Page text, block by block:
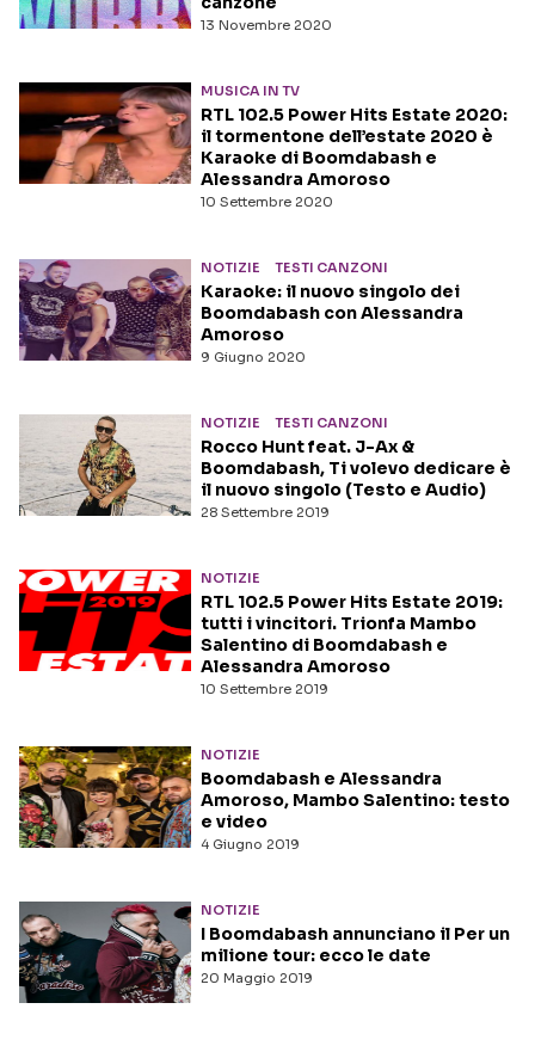
13 Novembre 2020
MUSICA IN TV
10 Settembre 2020
RTL 102.5 Power Hits Estate 2020:
il tormentone dell’estate 2020 è
Karaoke di Boomdabash e
Alessandra Amoroso
NOTIZIE TESTI CANZONI
9 Giugno 2020
Karaoke: il nuovo singolo dei
Boomdabash con Alessandra
Amoroso
NOTIZIE TESTI CANZONI
28 Settembre 2019
Rocco Hunt feat. J-Ax &
Boomdabash, Ti volevo dedicare è
il nuovo singolo (Testo e Audio)
NOTIZIE
10 Settembre 2019
RTL 102.5 Power Hits Estate 2019:
tutti i vincitori. Trionfa Mambo
Salentino di Boomdabash e
Alessandra Amoroso
NOTIZIE
4 Giugno 2019
Boomdabash e Alessandra
Amoroso, Mambo Salentino: testo
e video
NOTIZIE
20 Maggio 2019
I Boomdabash annunciano il Per un
milione tour: ecco le date